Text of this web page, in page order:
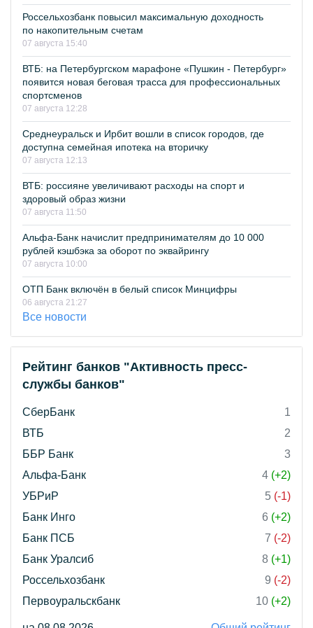
Россельхозбанк повысил максимальную доходность
по накопительным счетам
07 августа 15:40
ВТБ: на Петербургском марафоне «Пушкин - Петербург»
появится новая беговая трасса для профессиональных
спортсменов
07 августа 12:28
Среднеуральск и Ирбит вошли в список городов, где
доступна семейная ипотека на вторичку
07 августа 12:13
ВТБ: россияне увеличивают расходы на спорт и
здоровый образ жизни
07 августа 11:50
Альфа-Банк начислит предпринимателям до 10 000
рублей кэшбэка за оборот по эквайрингу
07 августа 10:00
ОТП Банк включён в белый список Минцифры
06 августа 21:27
Все новости
Рейтинг банков "Активность пресс-
службы банков"
СберБанк
1
ВТБ
2
ББР Банк
3
Альфа-Банк
4 (+2)
УБРиР
5 (-1)
Банк Инго
6 (+2)
Банк ПСБ
7 (-2)
Банк Уралсиб
8 (+1)
Россельхозбанк
9 (-2)
Первоуральскбанк
10 (+2)